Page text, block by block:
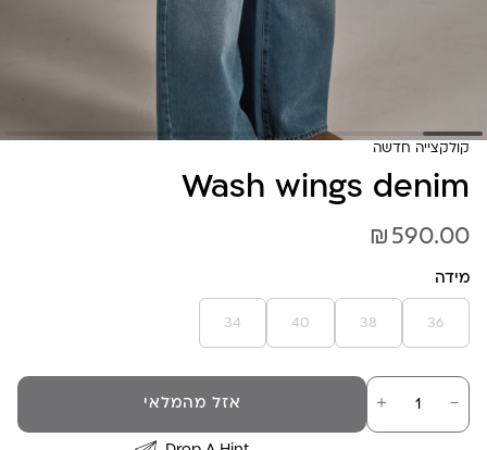
קולקצייה חדשה
Wash wings denim
₪ 590.00
מידה
36
38
40
34
－
כמות
של
Wash
＋ אזל מהמלאי